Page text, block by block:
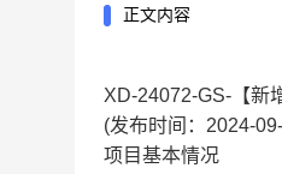
正文内容
XD-24072-GS-【新
(发布时间：2024-
项目基本情况